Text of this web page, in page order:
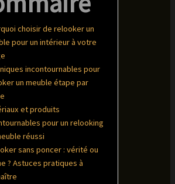
choisir de relooker un
pour un intérieur à votre
incontournables pour
un meuble étape par
et produits
pour un relooking
réussi
sans poncer : vérité ou
? Astuces pratiques à